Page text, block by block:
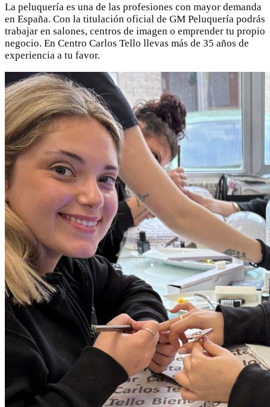
La peluquería es una de las profesiones con mayor demanda
en España. Con la titulación oficial de GM Peluquería podrás
trabajar en salones, centros de imagen o emprender tu propio
negocio. En Centro Carlos Tello llevas más de 35 años de
experiencia a tu favor.